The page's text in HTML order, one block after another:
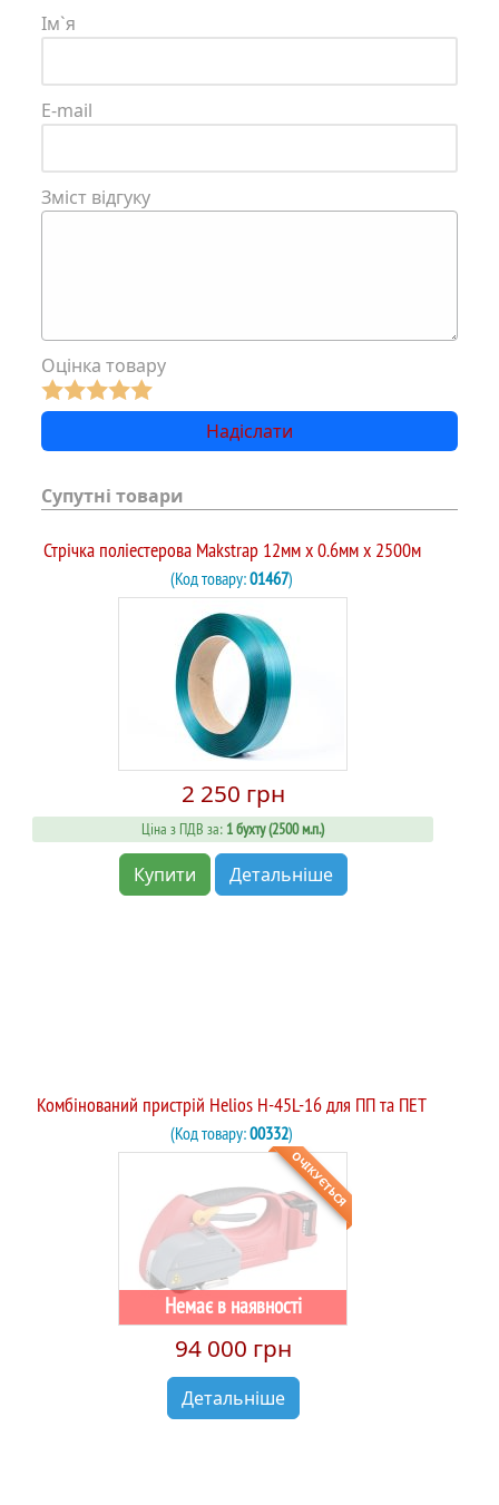
Ім`я
E-mail
Зміст відгуку
Оцінка товару
Супутні товари
Стрічка поліестерова Makstrap 12мм х 0.6мм х 2500м
(Код товару:01467)
2 250 грн
Ціна з ПДВ за: 1 бухту (2500 м.п.)
Купити Детальніше
Комбінований пристрій Helios H-45L-16 для ПП та ПЕТ
(Код товару:00332)
Немає в наявності
ОЧІКУЄТЬСЯ
94 000 грн
Детальніше